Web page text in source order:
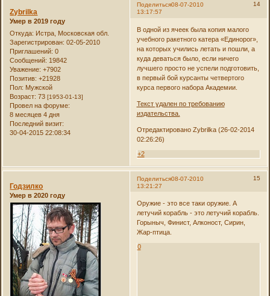
Поделиться 14
08-07-2010
13:17:57
Zybrilka
Умер в 2019 году
Откуда: Истра, Московская обл.
Зарегистрирован: 02-05-2010
Приглашений: 0
Сообщений: 19842
Уважение: +7902
Позитив: +21928
Пол: Мужской
Возраст: 73[1953-01-13]
Провел на форуме:
8 месяцев 4 дня
Последний визит:
30-04-2015 22:08:34
В одной из ячеек была копия малого
учебного ракетного катера «Единорог»,
на которых учились летать и пошли, а
куда деваться было, если ничего
лучшего просто не успели подготовить,
в первый бой курсанты четвертого
курса первого набора Академии.
Текст удален по требованию
издательства.
Отредактировано Zybrilka (26-02-2014
02:26:26)
+2
Поделиться 15
08-07-2010
13:21:27
Годзилко
Умер в 2020 году
Оружие - это все таки оружие. А
летучий корабль - это летучий корабль.
Горыныч, Финист, Алконост, Сирин,
Жар-птица.
0